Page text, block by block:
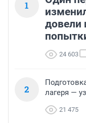
1
довели
24 603
2
лагеря —
21 475